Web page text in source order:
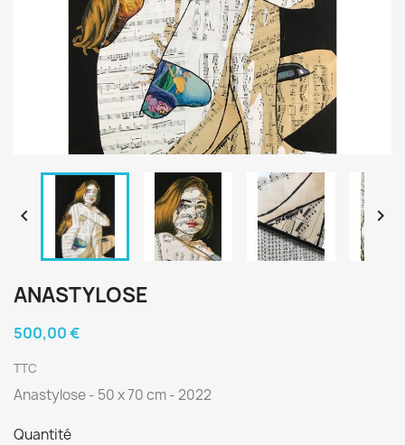
 
ANASTYLOSE
500,00 €
TTC
Anastylose - 50 x 70 cm - 2022
Quantité